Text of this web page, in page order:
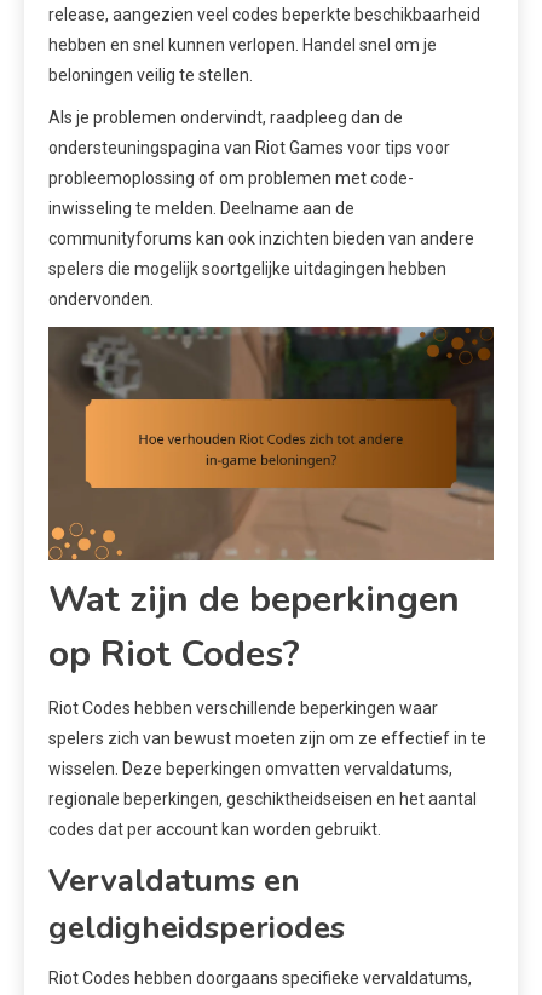
release, aangezien veel codes beperkte beschikbaarheid
hebben en snel kunnen verlopen. Handel snel om je
beloningen veilig te stellen.
Als je problemen ondervindt, raadpleeg dan de
ondersteuningspagina van Riot Games voor tips voor
probleemoplossing of om problemen met code-
inwisseling te melden. Deelname aan de
communityforums kan ook inzichten bieden van andere
spelers die mogelijk soortgelijke uitdagingen hebben
ondervonden.
Wat zijn de beperkingen
op Riot Codes?
Riot Codes hebben verschillende beperkingen waar
spelers zich van bewust moeten zijn om ze effectief in te
wisselen. Deze beperkingen omvatten vervaldatums,
regionale beperkingen, geschiktheidseisen en het aantal
codes dat per account kan worden gebruikt.
Vervaldatums en
geldigheidsperiodes
Riot Codes hebben doorgaans specifieke vervaldatums,